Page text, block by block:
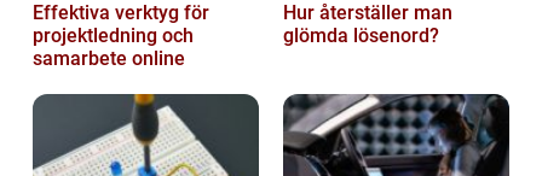
Effektiva verktyg för
projektledning och
samarbete online
Hur återställer man
glömda lösenord?